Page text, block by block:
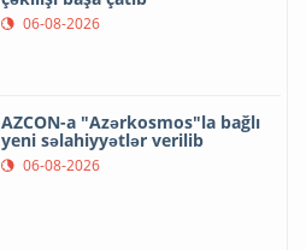
06-08-2026
AZCON-a "Azərkosmos"la bağlı
yeni səlahiyyətlər verilib
06-08-2026